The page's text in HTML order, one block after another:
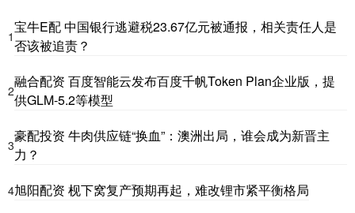
1
宝牛E配 中国银行逃避税23.67亿元被通报，相关责任人是
否该被追责？
2
融合配资 百度智能云发布百度千帆Token Plan企业版，提
供GLM-5.2等模型
3
豪配投资 牛肉供应链“换血”：澳洲出局，谁会成为新晋主
力？
4旭阳配资 枧下窝复产预期再起，难改锂市紧平衡格局